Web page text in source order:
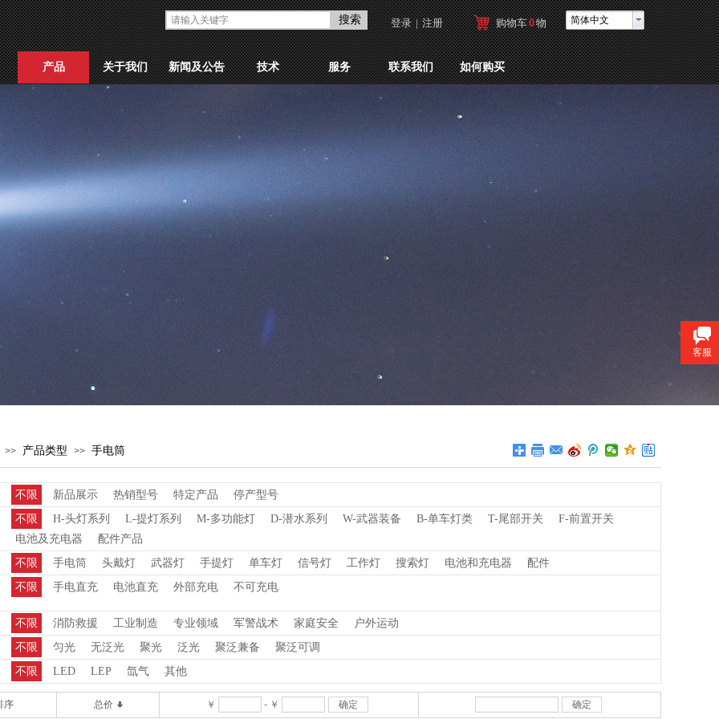
产品 关于我们 新闻及公告 技术 服务 联系我们 如何购买
简体中文
搜索 购物车0物
品
登录 | 注册
>> 产品类型 >> 手电筒
不限 新品展示 热销型号 特定产品
停产型号
不限
H-头灯系列 L-提灯系列 M-多功能灯 D-潜水系列 W-武器装备 B-单车灯类 T-尾部开关
F-前置开关
电池及充电器
配件产品
不限
手电筒 头戴灯 武器灯 手提灯 单车灯 信号灯 工作灯 搜索灯 电池和充电器
配件
不限
手电直充 电池直充 外部充电 不可充电
不限 消防救援 工业制造 专业领域 军警战术 家庭安全
户外运动
不限
匀光 无泛光 聚光 泛光 聚泛兼备
聚泛可调
不限
LED LEP 氙气 其他
序 总价 ￥ - ￥ 确定 确定
客服